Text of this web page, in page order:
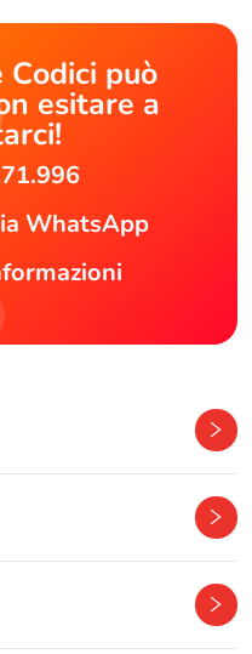
Codici può
esitare a
WhatsApp